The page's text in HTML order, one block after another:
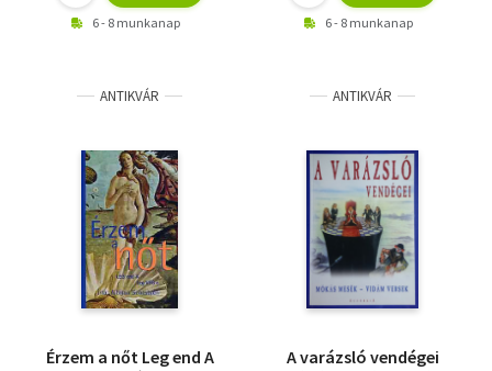
6 - 8 munkanap 6 - 8 munkanap
ANTIKVÁR
Érzem a nőt Leg end A
ANTIKVÁR
A varázsló vendégei